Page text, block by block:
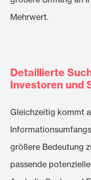
Mehrwert.
Detaillierte
Investoren und
Gleichzeitig kommt
größere Bedeutung
passende